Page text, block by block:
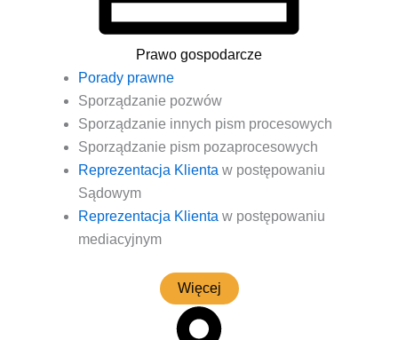
Prawo gospodarcze
Pora­dy prawne
Spo­rzą­dza­nie pozwów
Spo­rzą­dza­nie innych pism procesowych
Spo­rzą­dza­nie pism pozaprocesowych
Repre­zen­ta­cja Klien­ta w postę­po­wa­niu
Sądowym
Repre­zen­ta­cja Klien­ta w postę­po­wa­niu
mediacyjnym
Wię­cej